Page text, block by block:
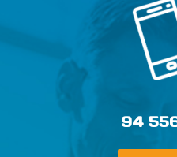
94